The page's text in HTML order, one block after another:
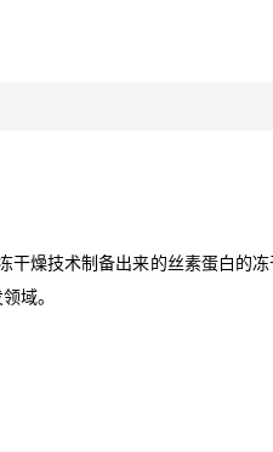
燥技术制备出来的丝素蛋白的
域。